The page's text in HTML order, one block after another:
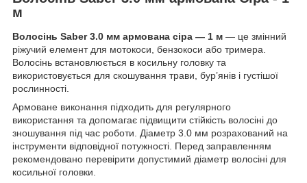
м
Волосінь Saber 3.0 мм армована сіра — 1 м — це змінний
ріжучий елемент для мотокоси, бензокоси або тримера.
Волосінь встановлюється в косильну головку та
використовується для скошування трави, бур’янів і густішої
рослинності.
Армоване виконання підходить для регулярного
використання та допомагає підвищити стійкість волосіні до
зношування під час роботи. Діаметр 3.0 мм розрахований на
інструменти відповідної потужності. Перед заправленням
рекомендовано перевірити допустимий діаметр волосіні для
косильної головки.